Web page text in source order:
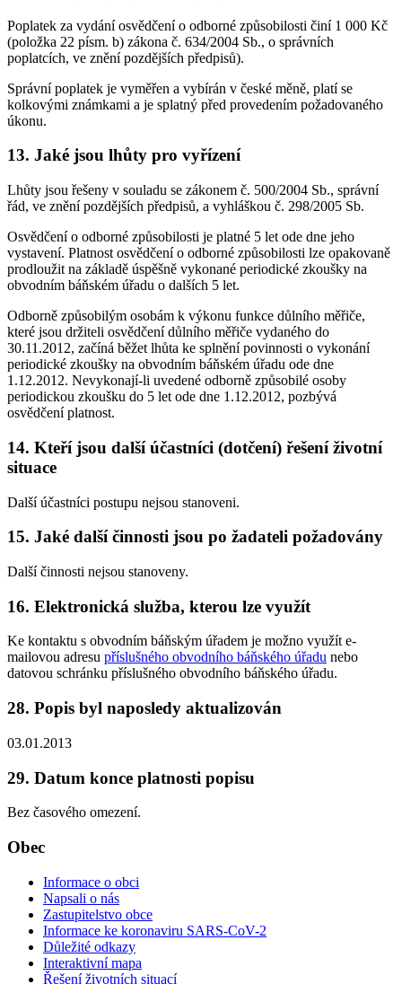
Poplatek za vydání osvědčení o odborné způsobilosti činí 1 000 Kč
(položka 22 písm. b) zákona č. 634/2004 Sb., o správních
poplatcích, ve znění pozdějších předpisů).
Správní poplatek je vyměřen a vybírán v české měně, platí se
kolkovými známkami a je splatný před provedením požadovaného
úkonu.
13. Jaké jsou lhůty pro vyřízení
Lhůty jsou řešeny v souladu se zákonem č. 500/2004 Sb., správní
řád, ve znění pozdějších předpisů, a vyhláškou č. 298/2005 Sb.
Osvědčení o odborné způsobilosti je platné 5 let ode dne jeho
vystavení. Platnost osvědčení o odborné způsobilosti lze opakovaně
prodloužit na základě úspěšně vykonané periodické zkoušky na
obvodním báňském úřadu o dalších 5 let.
Odborně způsobilým osobám k výkonu funkce důlního měřiče,
které jsou držiteli osvědčení důlního měřiče vydaného do
30.11.2012, začíná běžet lhůta ke splnění povinnosti o vykonání
periodické zkoušky na obvodním báňském úřadu ode dne
1.12.2012. Nevykonají-li uvedené odborně způsobilé osoby
periodickou zkoušku do 5 let ode dne 1.12.2012, pozbývá
osvědčení platnost.
14. Kteří jsou další účastníci (dotčení) řešení životní
situace
Další účastníci postupu nejsou stanoveni.
15. Jaké další činnosti jsou po žadateli požadovány
Další činnosti nejsou stanoveny.
16. Elektronická služba, kterou lze využít
Ke kontaktu s obvodním báňským úřadem je možno využít e-
mailovou adresu příslušného obvodního báňského úřadu nebo
datovou schránku příslušného obvodního báňského úřadu.
28. Popis byl naposledy aktualizován
03.01.2013
29. Datum konce platnosti popisu
Bez časového omezení.
Obec
Informace o obci
Napsali o nás
Zastupitelstvo obce
Informace ke koronaviru SARS-CoV-2
Důležité odkazy
Interaktivní mapa
Řešení životních situací